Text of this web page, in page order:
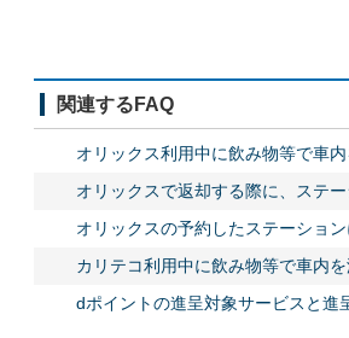
関連するFAQ
オリックス利用中に飲み物等で車
オリックスで返却する際に、ステ
オリックスの予約したステーショ
カリテコ利用中に飲み物等で車内
dポイントの進呈対象サービスと進